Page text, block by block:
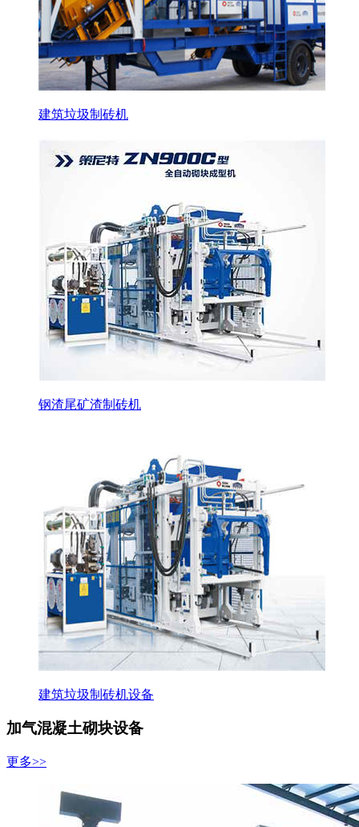
建筑垃圾制砖机
钢渣尾矿渣制砖机
建筑垃圾制砖机设备
加气混凝土砌块设备
更多>>